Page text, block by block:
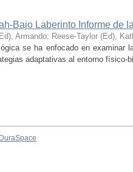
Bajo Laberinto Informe de
Armando; Reese-Taylor (Ed),
se ha enfocado en examinar
adaptativas al entorno físico-
DuraSpace